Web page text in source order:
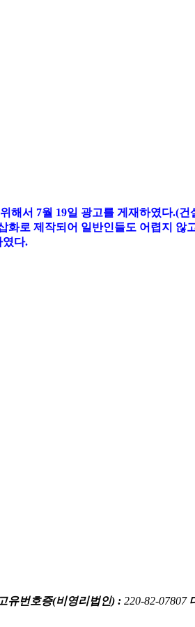
서 7월 19일 광고를 게재하였다.(건
로 제작되어 일반인들도 어렵지 않
였다.
유번호증(비영리법인) : 220-82-07807